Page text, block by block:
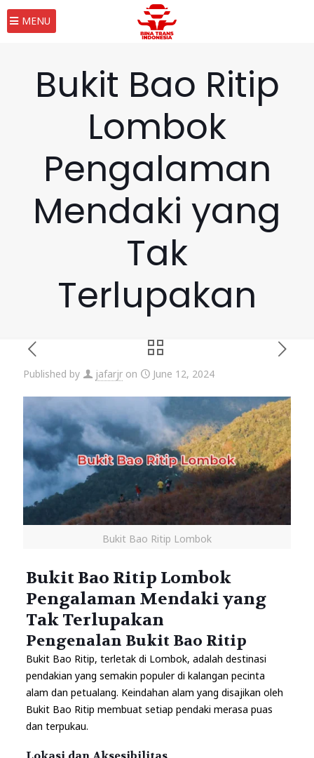
MENU
Bukit Bao Ritip
Lombok
Pengalaman
Mendaki yang
Tak
Terlupakan
Published by jafarjr on June 12, 2024
Bukit Bao Ritip Lombok
Bukit Bao Ritip Lombok
Pengalaman Mendaki yang
Tak Terlupakan
Pengenalan Bukit Bao Ritip
Bukit Bao Ritip, terletak di Lombok, adalah destinasi
pendakian yang semakin populer di kalangan pecinta
alam dan petualang. Keindahan alam yang disajikan oleh
Bukit Bao Ritip membuat setiap pendaki merasa puas
dan terpukau.